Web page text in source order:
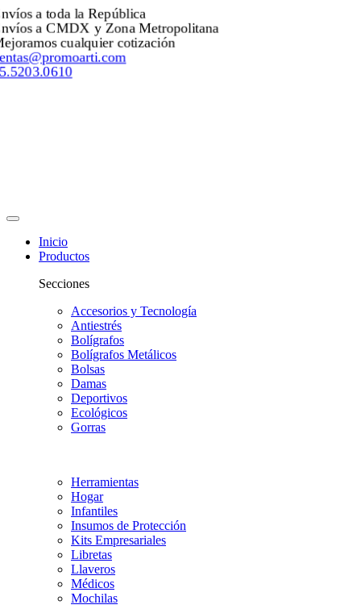
Envíos a toda la República
Envíos a CMDX y Zona Metropolitana
Mejoramos cualquier cotización
ventas@promoarti.com
55.5203.0610
Inicio
Productos
Secciones
Accesorios y Tecnología
Antiestrés
Bolígrafos
Bolígrafos Metálicos
Bolsas
Damas
Deportivos
Ecológicos
Gorras
Herramientas
Hogar
Infantiles
Insumos de Protección
Kits Empresariales
Libretas
Llaveros
Médicos
Mochilas